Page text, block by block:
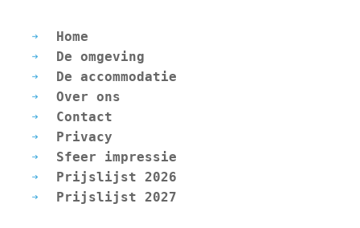
Home
De omgeving
De accommodatie
Over ons
Contact
Privacy
Sfeer impressie
Prijslijst 2026
Prijslijst 2027